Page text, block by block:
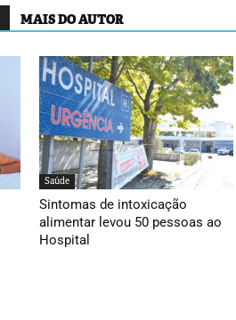
MAIS DO AUTOR
Saúde
Sintomas de intoxicação
alimentar levou 50 pessoas ao
Hospital